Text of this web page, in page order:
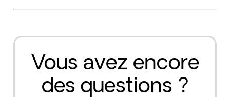
Vous avez encore
des questions ?